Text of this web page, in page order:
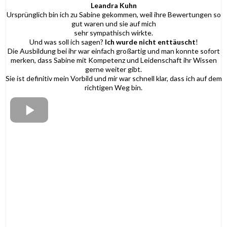
Leandra Kuhn
Ursprünglich bin ich zu Sabine gekommen, weil ihre Bewertungen so
gut waren und sie auf mich
sehr sympathisch wirkte.
Und was soll ich sagen? Ich wurde nicht enttäuscht!
Die Ausbildung bei ihr war einfach großartig und man konnte sofort
merken, dass Sabine mit Kompetenz und Leidenschaft ihr Wissen
gerne weiter gibt.
Sie ist definitiv mein Vorbild und mir war schnell klar, dass ich auf dem
richtigen Weg bin.